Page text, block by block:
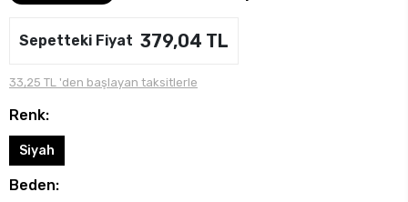
Sepetteki Fiyat 379,04 TL
33,25 TL 'den başlayan taksitlerle
Renk:
Siyah
Beden: